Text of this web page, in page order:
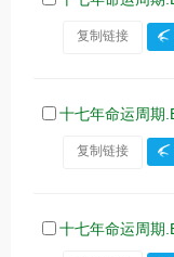
复制链接
十七年命运周期
复制链接
十七年命运周期